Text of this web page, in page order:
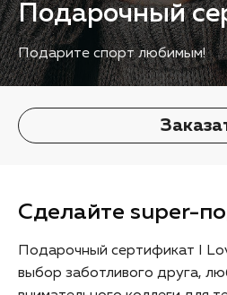
Подарочный
Подарите спорт любимым!
Сделайте super-
Подарочный сертификат I
выбор заботливого друга,